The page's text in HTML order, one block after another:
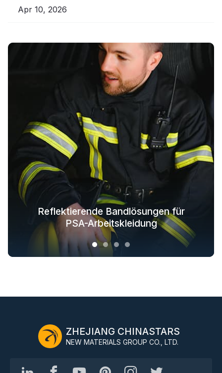
Apr 10, 2026
Reflektierende Bandlösungen für
PSA-Arbeitskleidung
Reflektierende Textillösungen für
modische Outdoor-Bekleidung
Im Dunkeln leuchtende
Stofflösungen für Oberbekleidung
Branchenweite
Sicherheitsbekleidungslösungen
ZHEJIANG CHINASTARS
NEW MATERIALS GROUP CO., LTD.